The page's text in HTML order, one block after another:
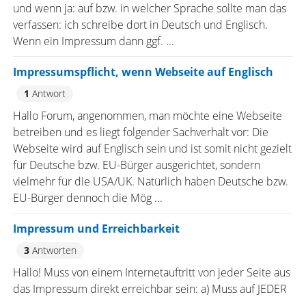
und wenn ja: auf bzw. in welcher Sprache sollte man das
verfassen: ich schreibe dort in Deutsch und Englisch.
Wenn ein Impressum dann ggf. ...
Impressumspflicht, wenn Webseite auf Englisch
1 Antwort
Hallo Forum, angenommen, man möchte eine Webseite
betreiben und es liegt folgender Sachverhalt vor: Die
Webseite wird auf Englisch sein und ist somit nicht gezielt
für Deutsche bzw. EU-Bürger ausgerichtet, sondern
vielmehr für die USA/UK. Natürlich haben Deutsche bzw.
EU-Bürger dennoch die Mög ...
Impressum und Erreichbarkeit
3Antworten
Hallo! Muss von einem Internetauftritt von jeder Seite aus
das Impressum direkt erreichbar sein: a) Muss auf JEDER